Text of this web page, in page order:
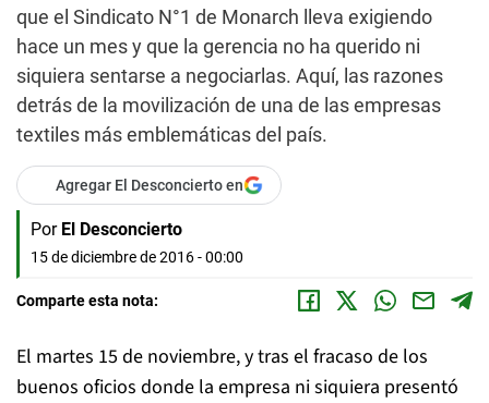
que el Sindicato N°1 de Monarch lleva exigiendo
hace un mes y que la gerencia no ha querido ni
siquiera sentarse a negociarlas. Aquí, las razones
detrás de la movilización de una de las empresas
textiles más emblemáticas del país.
Agregar El Desconcierto en
Por El Desconcierto
15 de diciembre de 2016 - 00:00
Comparte esta nota:
El martes 15 de noviembre, y tras el fracaso de los
buenos oficios donde la empresa ni siquiera presentó